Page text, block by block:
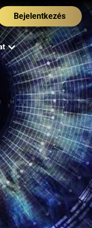
Bejelentkezés